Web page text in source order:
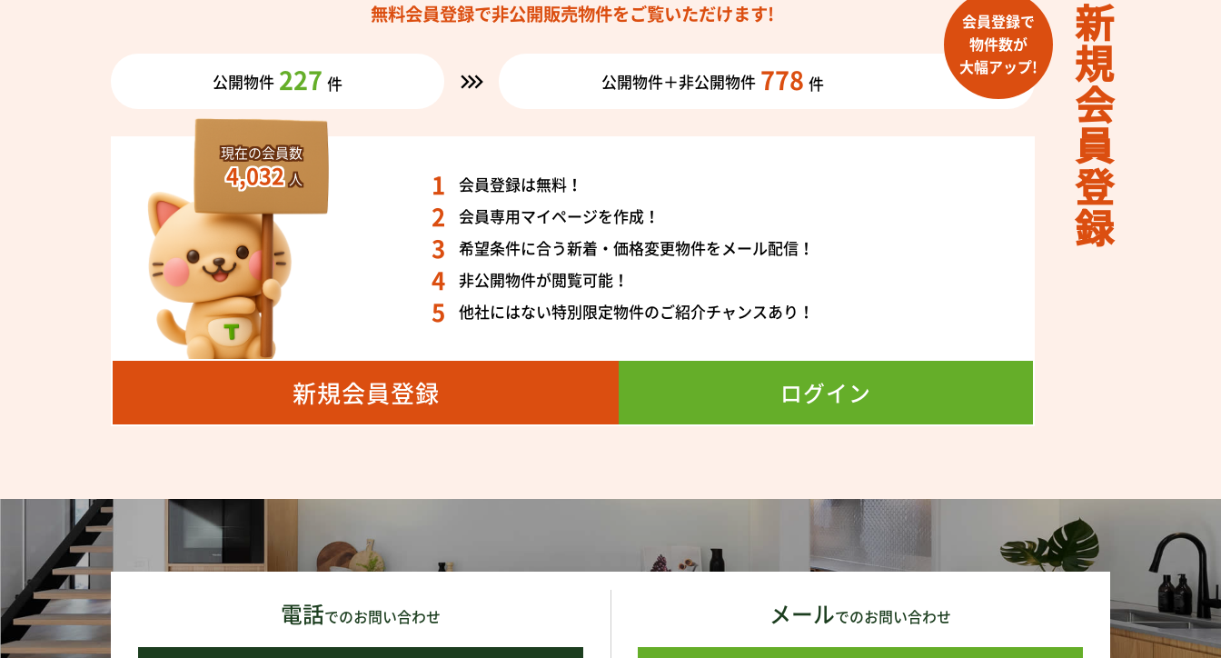
新規会員登録
無料会員登録で非公開販売物件をご覧いただけます!
公開物件 227 件 公開物件＋非公開物件 778 件
会員登録で
物件数が
大幅アップ!
現在の会員数
4,032 人
会員登録は無料！
会員専用マイページを作成！
希望条件に合う新着・価格変更物件をメール配信！
非公開物件が閲覧可能！
他社にはない特別限定物件のご紹介チャンスあり！
新規会員登録 ログイン
電話でのお問い合わせ メールでのお問い合わせ